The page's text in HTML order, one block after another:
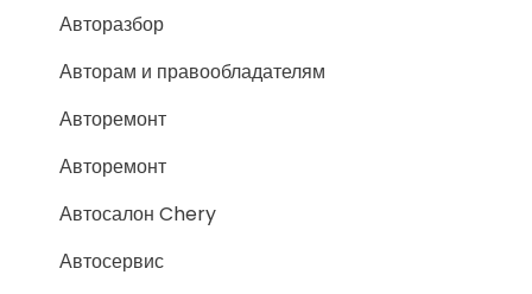
Авторазбор
Авторам и правообладателям
Авторемонт
Авторемонт
Автосалон Chery
Автосервис